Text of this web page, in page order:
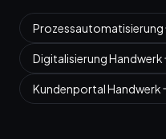
Prozessautomatisierung
Digitalisierung Handwerk
Kundenportal Handwerk